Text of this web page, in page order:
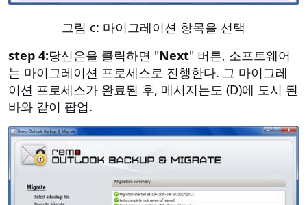
그림 c: 마이그레이션 항목을 선택
step 4:당신은을 클릭하면 "Next" 버튼, 소프트웨어
는 마이그레이션 프로세스로 진행한다. 그 마이그레
이션 프로세스가 완료된 후, 메시지는도 (D)에 도시 된
바와 같이 팝업.